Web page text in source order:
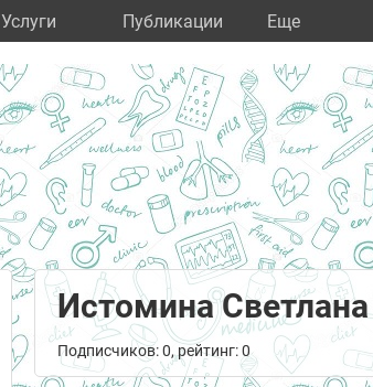
Услуги Публикации Eще
Истомина
Подписчиков: 0, рейтинг: 0